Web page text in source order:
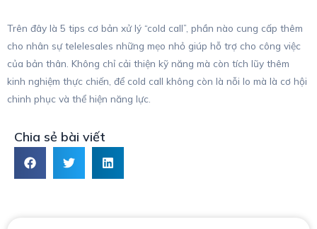
Trên đây là 5 tips cơ bản xử lý “cold call”, phần nào cung cấp thêm
cho nhân sự telelesales những mẹo nhỏ giúp hỗ trợ cho công việc
của bản thân. Không chỉ cải thiện kỹ năng mà còn tích lũy thêm
kinh nghiệm thực chiến, để cold call không còn là nỗi lo mà là cơ hội
chinh phục và thể hiện năng lực.
Chia sẻ bài viết